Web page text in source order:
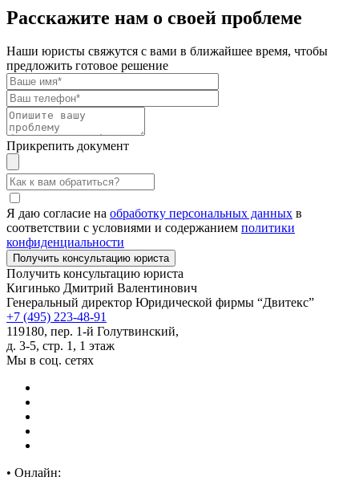
Расскажите нам о своей проблеме
Наши юристы свяжутся с вами в ближайшее время, чтобы
предложить готовое решение
Прикрепить документ
Я даю согласие на обработку персональных данных в
соответствии с условиями и содержанием политики
конфиденциальности
Получить консультацию юриста
Кигинько Дмитрий Валентинович
Генеральный директор Юридической фирмы “Двитекс”
+7 (495) 223-48-91
119180, пер. 1-й Голутвинский,
д. 3-5, стр. 1, 1 этаж
Мы в соц. сетях
• Онлайн: